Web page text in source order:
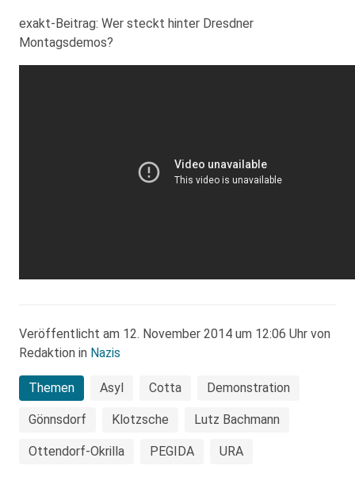
exakt-Beitrag: Wer steckt hinter Dresdner
Montagsdemos?
Veröffentlicht am 12. November 2014 um 12:06 Uhr von
Redaktion in Nazis
Themen Asyl Cotta Demonstration
Gönnsdorf Klotzsche Lutz Bachmann
Ottendorf-Okrilla PEGIDA URA